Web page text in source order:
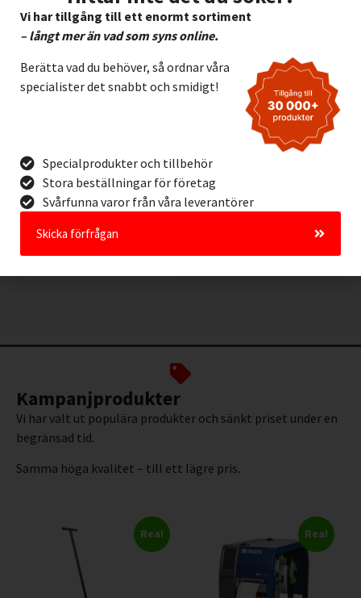
Brady M611
etikettskrivare
1.475,00kr Exkl. moms
Lägg I Kundvagn
Kampanjprodukter
Vi har valt ut populära produkter och sänkt priset under en
begränsad tid.
Samma höga kvalitet – till ett lägre pris.
Rea! Rea!
Vi har tillgång till ett enormt sortiment
– långt mer än vad som syns online.
Berätta vad du behöver, så ordnar våra
specialister det snabbt och smidigt!
Specialprodukter och tillbehör
Stora beställningar för företag
Svårfunna varor från våra leverantörer
Skicka förfrågan